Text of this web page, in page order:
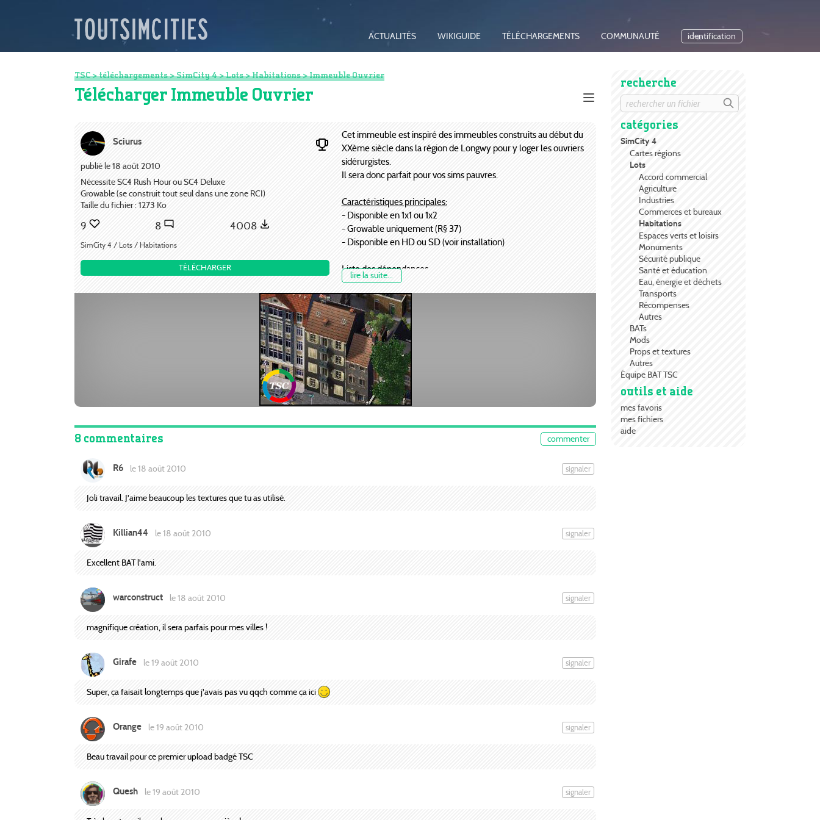
ACTUALITÉS WIKIGUIDE TÉLÉCHARGEMENTS COMMUNAUTÉ identification
recherche
catégories
SimCity 4
Cartes régions
Lots
Accord commercial
Agriculture
Industries
Commerces et bureaux
Habitations
Espaces verts et loisirs
Monuments
Sécurité publique
Santé et éducation
Eau, énergie et déchets
Transports
Récompenses
Autres
BATs
Mods
Props et textures
Autres
Équipe BAT TSC
outils et aide
mes favoris
mes fichiers
aide
TSC>téléchargements>SimCity 4>Lots>Habitations> Immeuble Ouvrier
Télécharger Immeuble Ouvrier
Sciurus
publié le 18 août 2010
Nécessite SC4 Rush Hour ou SC4 Deluxe
Growable (se construit tout seul dans une zone RCI)
Taille du fichier : 1273 Ko
9 8 4008
SimCity 4 / Lots / Habitations
TÉLÉCHARGER
lire la suite...
Cet immeuble est inspiré des immeubles construits au début du
XXème siècle dans la région de Longwy pour y loger les ouvriers
sidérurgistes.
Il sera donc parfait pour vos sims pauvres.
Caractéristiques principales:
- Disponible en 1x1 ou 1x2
- Growable uniquement (R§ 37)
- Disponible en HD ou SD (voir installation)
Liste des dépendances:
-BSC Mega Props - CP Vol.1
-SFBT Essentials
-OrangeTSC Mega Prop Vol1
Amusez-vous bien
8 commentaires commenter
R6 le 18 août 2010 signaler
Joli travail. J'aime beaucoup les textures que tu as utilisé.
Killian44 le 18 août 2010 signaler
Excellent BAT l'ami.
warconstruct le 18 août 2010 signaler
magnifique création, il sera parfais pour mes villes !
Girafe le 19 août 2010 signaler
Super, ça faisait longtemps que j'avais pas vu qqch comme ça ici
Orange le 19 août 2010 signaler
Beau travail pour ce premier upload badgé TSC
Quesh le 19 août 2010 signaler